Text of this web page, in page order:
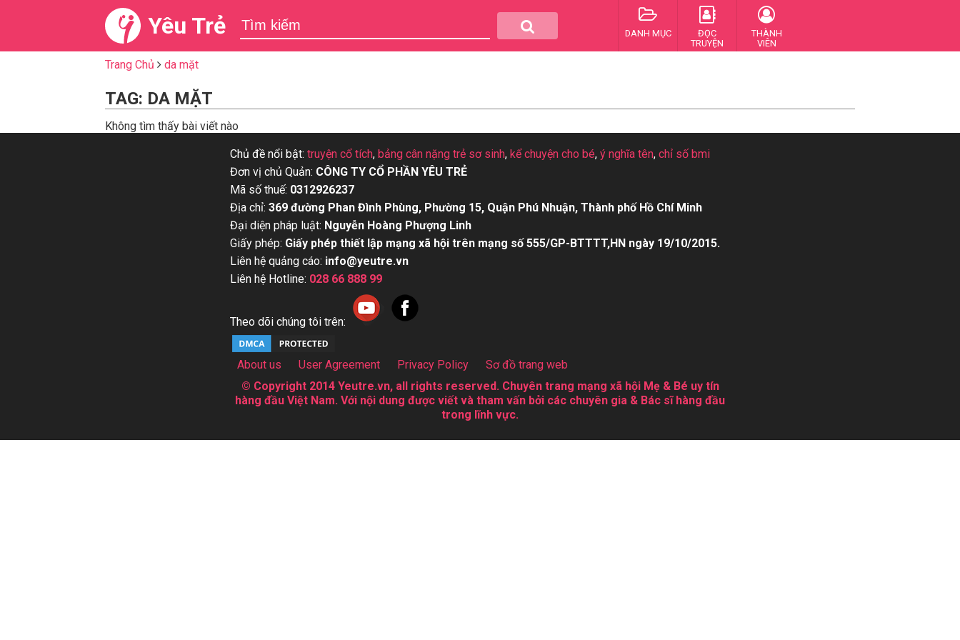
Yêu Trẻ DANH MỤC
ĐỌC
TRUYỆN
THÀNH
VIÊN
Trang Chủ da mặt
TAG: DA MẶT
Không tìm thấy bài viết nào
Chủ đề nổi bật: truyện cổ tích, bảng cân nặng trẻ sơ sinh, kể chuyện cho bé, ý nghĩa tên, chỉ số bmi
Đơn vị chủ Quản: CÔNG TY CỔ PHẦN YÊU TRẺ
Mã số thuế: 0312926237
Địa chỉ: 369 đường Phan Đình Phùng, Phường 15, Quận Phú Nhuận, Thành phố Hồ Chí Minh
Đại diện pháp luật: Nguyễn Hoàng Phượng Linh
Giấy phép: Giấy phép thiết lập mạng xã hội trên mạng số 555/GP-BTTTT,HN ngày 19/10/2015.
Liên hệ quảng cáo: info@yeutre.vn
Liên hệ Hotline: 028 66 888 99
Theo dõi chúng tôi trên:
About us User Agreement Privacy Policy
Sơ đồ trang web
© Copyright 2014 Yeutre.vn, all rights reserved. Chuyên trang mạng xã hội Mẹ & Bé uy tín
hàng đầu Việt Nam. Với nội dung được viết và tham vấn bởi các chuyên gia & Bác sĩ hàng đầu
trong lĩnh vực.